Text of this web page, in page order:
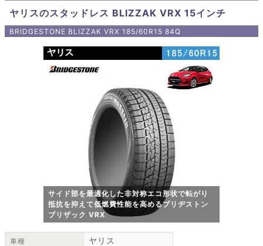
ヤリスのスタッドレス BLIZZAK VRX 15インチ
BRIDGESTONE BLIZZAK VRX 185/60R15 84Q
サイド部を最適化した非対称エコ形状で転がり
抵抗を抑えて低燃費性能を高めるブリヂストン
ブリザック VRX
車種 ヤリス